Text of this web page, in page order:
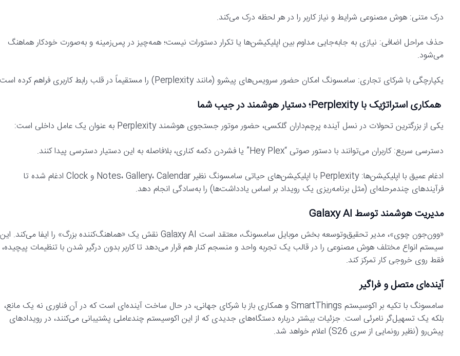
درک متنی: هوش مصنوعی شرایط و نیاز کاربر را در هر لحظه درک می‌کند.
حذف مراحل اضافی: نیازی به جابه‌جایی مداوم بین اپلیکیشن‌ها یا تکرار دستورات نیست؛ همه‌چیز در پس‌زمینه و به‌صورت خودکار هماهنگ
می‌شود.
یکپارچگی با شرکای تجاری: سامسونگ امکان حضور سرویس‌های پیشرو (مانند Perplexity) را مستقیماً در قلب رابط کاربری فراهم کرده است.
همکاری استراتژیک با Perplexity؛ دستیار هوشمند در جیب شما
یکی از بزرگترین تحولات در نسل آینده پرچم‌داران گلکسی، حضور موتور جستجوی هوشمند Perplexity به عنوان یک عامل داخلی است:
دسترسی سریع: کاربران می‌توانند با دستور صوتی “Hey Plex” یا فشردن دکمه کناری، بلافاصله به این دستیار دسترسی پیدا کنند.
ادغام عمیق با اپلیکیشن‌ها: Perplexity با اپلیکیشن‌های حیاتی سامسونگ نظیر Notes، Gallery، Calendar و Clock ادغام شده تا
فرآیندهای چندمرحله‌ای (مثل برنامه‌ریزی یک رویداد بر اساس یادداشت‌ها) را به‌سادگی انجام دهد.
مدیریت هوشمند توسط Galaxy AI
«وون‌جون چوی»، مدیر تحقیق‌وتوسعه بخش موبایل سامسونگ، معتقد است Galaxy AI نقش یک «هماهنگ‌کننده بزرگ» را ایفا می‌کند. این
سیستم انواع مختلف هوش مصنوعی را در قالب یک تجربه واحد و منسجم کنار هم قرار می‌دهد تا کاربر بدون درگیر شدن با تنظیمات پیچیده،
فقط روی خروجی کار تمرکز کند.
آینده‌ای متصل و فراگیر
سامسونگ با تکیه بر اکوسیستم SmartThings و همکاری باز با شرکای جهانی، در حال ساخت آینده‌ای است که در آن فناوری نه یک مانع،
بلکه یک تسهیل‌گر نامرئی است. جزئیات بیشتر درباره دستگاه‌های جدیدی که از این اکوسیستم چندعاملی پشتیبانی می‌کنند، در رویدادهای
پیش‌رو (نظیر رونمایی از سری S26) اعلام خواهد شد.